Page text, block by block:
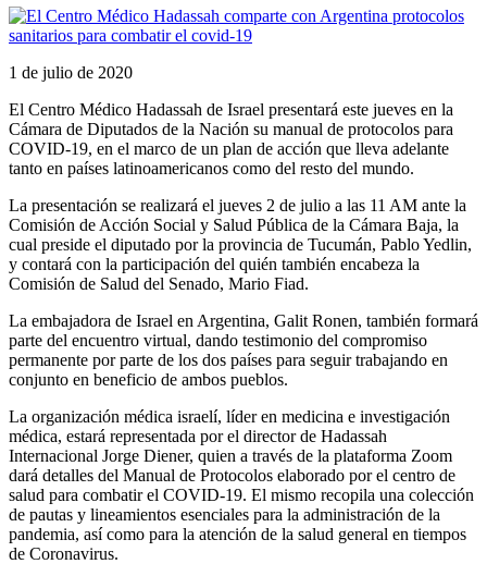
1 de julio de 2020
El Centro Médico Hadassah de Israel presentará este jueves en la
Cámara de Diputados de la Nación su manual de protocolos para
COVID-19, en el marco de un plan de acción que lleva adelante
tanto en países latinoamericanos como del resto del mundo.
La presentación se realizará el jueves 2 de julio a las 11 AM ante la
Comisión de Acción Social y Salud Pública de la Cámara Baja, la
cual preside el diputado por la provincia de Tucumán, Pablo Yedlin,
y contará con la participación del quién también encabeza la
Comisión de Salud del Senado, Mario Fiad.
La embajadora de Israel en Argentina, Galit Ronen, también formará
parte del encuentro virtual, dando testimonio del compromiso
permanente por parte de los dos países para seguir trabajando en
conjunto en beneficio de ambos pueblos.
La organización médica israelí, líder en medicina e investigación
médica, estará representada por el director de Hadassah
Internacional Jorge Diener, quien a través de la plataforma Zoom
dará detalles del Manual de Protocolos elaborado por el centro de
salud para combatir el COVID-19. El mismo recopila una colección
de pautas y lineamientos esenciales para la administración de la
pandemia, así como para la atención de la salud general en tiempos
de Coronavirus.